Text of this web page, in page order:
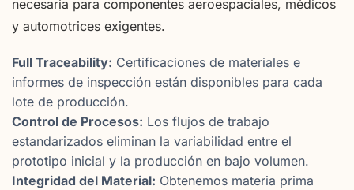
necesaria para componentes aeroespaciales, médicos
y automotrices exigentes.
Full Traceability: Certificaciones de materiales e
informes de inspección están disponibles para cada
lote de producción.
Control de Procesos: Los flujos de trabajo
estandarizados eliminan la variabilidad entre el
prototipo inicial y la producción en bajo volumen.
Integridad del Material: Obtenemos materia prima